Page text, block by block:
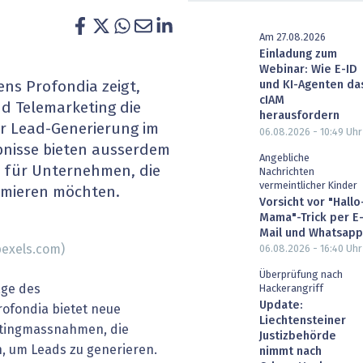
wird digital
Services & Co.
Banking
IT for Health
Artificial Intelligence
Finance 2030
Fintech & Insurtech
Professional AV & Digital Signage
Profondia zeigt,
Telemarketing die
Generierung im
bieten ausserdem
für Unternehmen, die
möchten.
des
bietet neue
die
um Leads zu generieren.
Am 27.08.2026
Einladung zum
Webinar: Wie E-ID
und KI-Agenten
cIAM
herausfordern
06.08.2026 - 10:49 Uhr
Angebliche
Nachrichten
vermeintlicher Kinder
Vorsicht vor
Mama"-Trick per E-
Mail und Whatsapp
06.08.2026 - 16:40 Uhr
Überprüfung nach
Hackerangriff
Update:
Liechtensteiner
Justizbehörde
nimmt nach